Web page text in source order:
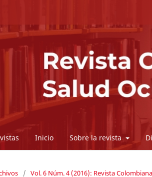
Inicio Sobre la revista
/ Vol. 6 Núm. 4 (2016): Revista